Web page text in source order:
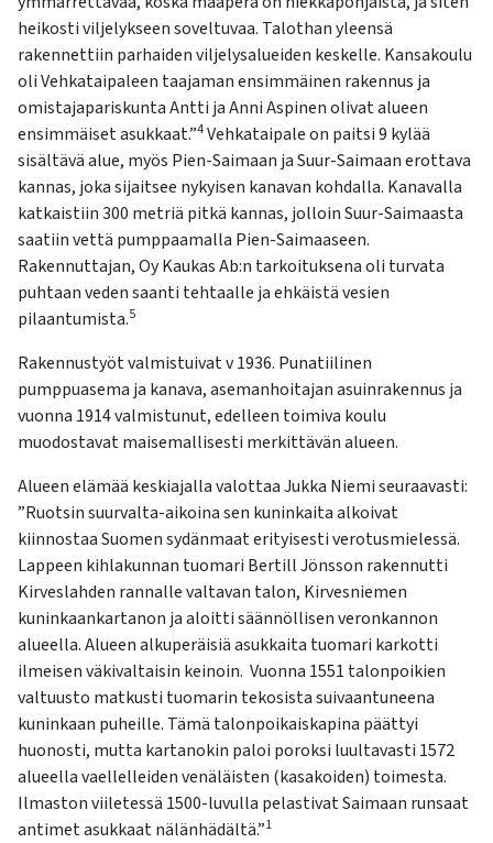
heikosti viljelykseen soveltuvaa. Talothan yleensä
rakennettiin parhaiden viljelysalueiden keskelle. Kansakoulu
oli Vehkataipaleen taajaman ensimmäinen rakennus ja
omistajapariskunta Antti ja Anni Aspinen olivat alueen
ensimmäiset asukkaat.”4Vehkataipale on paitsi 9 kylää
sisältävä alue, myös Pien-Saimaan ja Suur-Saimaan erottava
kannas, joka sijaitsee nykyisen kanavan kohdalla. Kanavalla
katkaistiin 300 metriä pitkä kannas, jolloin Suur-Saimaasta
saatiin vettä pumppaamalla Pien-Saimaaseen.
Rakennuttajan, Oy Kaukas Ab:n tarkoituksena oli turvata
puhtaan veden saanti tehtaalle ja ehkäistä vesien
pilaantumista.5
Rakennustyöt valmistuivat v 1936. Punatiilinen
pumppuasema ja kanava, asemanhoitajan asuinrakennus ja
vuonna 1914 valmistunut, edelleen toimiva koulu
muodostavat maisemallisesti merkittävän alueen.
Alueen elämää keskiajalla valottaa Jukka Niemi seuraavasti:
”Ruotsin suurvalta-aikoina sen kuninkaita alkoivat
kiinnostaa Suomen sydänmaat erityisesti verotusmielessä.
Lappeen kihlakunnan tuomari Bertill Jönsson rakennutti
Kirveslahden rannalle valtavan talon, Kirvesniemen
kuninkaankartanon ja aloitti säännöllisen veronkannon
alueella. Alueen alkuperäisiä asukkaita tuomari karkotti
ilmeisen väkivaltaisin keinoin. Vuonna 1551 talonpoikien
valtuusto matkusti tuomarin tekosista suivaantuneena
kuninkaan puheille. Tämä talonpoikaiskapina päättyi
huonosti, mutta kartanokin paloi poroksi luultavasti 1572
alueella vaellelleiden venäläisten (kasakoiden) toimesta.
Ilmaston viiletessä 1500-luvulla pelastivat Saimaan runsaat
antimet asukkaat nälänhädältä.”1